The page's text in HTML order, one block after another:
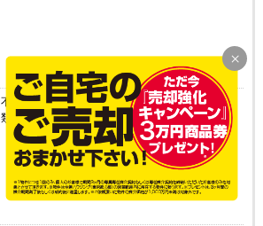
不動産売却後の確定申告は自分でできる？必要書
類や書き方の手順をわかりやすく解説